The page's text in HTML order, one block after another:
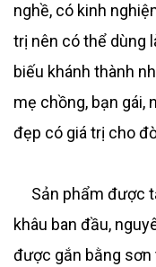
nghề, có kinh
trị nên có thể dùng
biếu khánh thành
mẹ chồng, bạn gái,
đẹp có giá trị cho
Sản phẩm được
khâu ban đầu,
được gắn bằng sơn